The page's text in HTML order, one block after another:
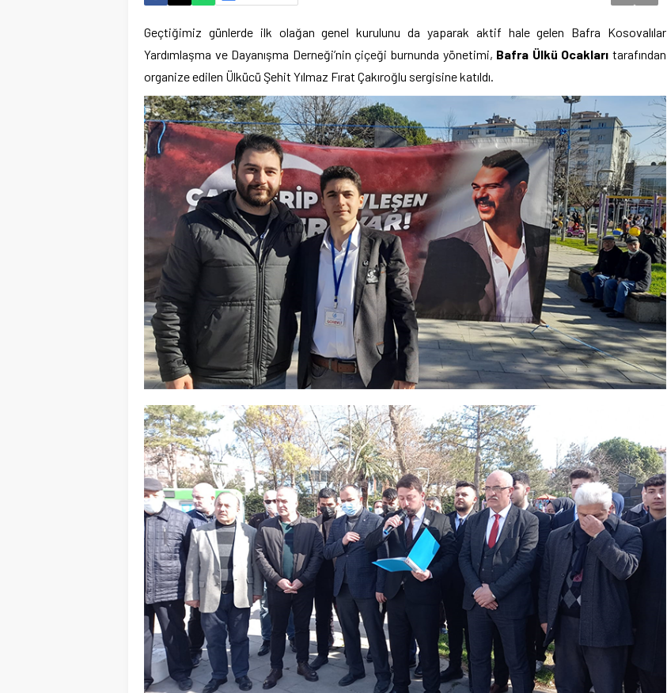
Geçtiğimiz günlerde ilk olağan genel kurulunu da yaparak aktif hale gelen Bafra Kosovalılar
Yardımlaşma ve Dayanışma Derneği’nin çiçeği burnunda yönetimi, Bafra Ülkü Ocakları tarafından
organize edilen Ülkücü Şehit Yılmaz Fırat Çakıroğlu sergisine katıldı.